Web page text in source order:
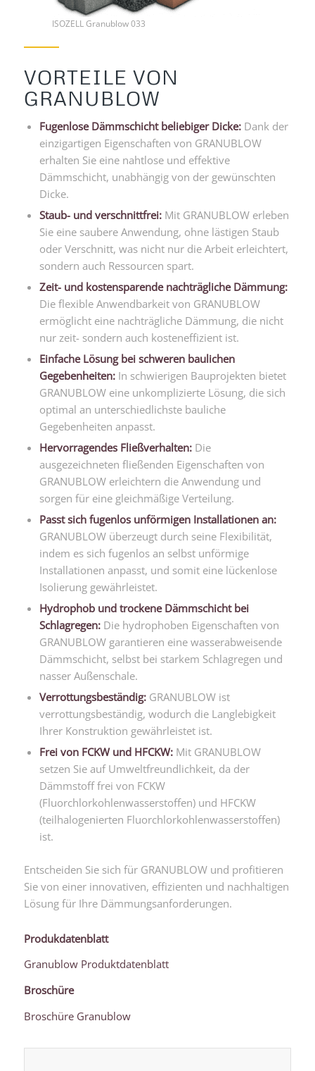
ISOZELL Granublow 033
VORTEILE VON
GRANUBLOW
Fugenlose Dämmschicht beliebiger Dicke:Dank der
einzigartigen Eigenschaften von GRANUBLOW
erhalten Sie eine nahtlose und effektive
Dämmschicht, unabhängig von der gewünschten
Dicke.
Staub- und verschnittfrei:Mit GRANUBLOW erleben
Sie eine saubere Anwendung, ohne lästigen Staub
oder Verschnitt, was nicht nur die Arbeit erleichtert,
sondern auch Ressourcen spart.
Zeit- und kostensparende nachträgliche Dämmung:
Die flexible Anwendbarkeit von GRANUBLOW
ermöglicht eine nachträgliche Dämmung, die nicht
nur zeit- sondern auch kosteneffizient ist.
Einfache Lösung bei schweren baulichen
Gegebenheiten:In schwierigen Bauprojekten bietet
GRANUBLOW eine unkomplizierte Lösung, die sich
optimal an unterschiedlichste bauliche
Gegebenheiten anpasst.
Hervorragendes Fließverhalten:Die
ausgezeichneten fließenden Eigenschaften von
GRANUBLOW erleichtern die Anwendung und
sorgen für eine gleichmäßige Verteilung.
Passt sich fugenlos unförmigen Installationen an:
GRANUBLOW überzeugt durch seine Flexibilität,
indem es sich fugenlos an selbst unförmige
Installationen anpasst, und somit eine lückenlose
Isolierung gewährleistet.
Hydrophob und trockene Dämmschicht bei
Schlagregen:Die hydrophoben Eigenschaften von
GRANUBLOW garantieren eine wasserabweisende
Dämmschicht, selbst bei starkem Schlagregen und
nasser Außenschale.
Verrottungsbeständig:GRANUBLOW ist
verrottungsbeständig, wodurch die Langlebigkeit
Ihrer Konstruktion gewährleistet ist.
Frei von FCKW und HFCKW:Mit GRANUBLOW
setzen Sie auf Umweltfreundlichkeit, da der
Dämmstoff frei von FCKW
(Fluorchlorkohlenwasserstoffen) und HFCKW
(teilhalogenierten Fluorchlorkohlenwasserstoffen)
ist.
Entscheiden Sie sich für GRANUBLOW und profitieren
Sie von einer innovativen, effizienten und nachhaltigen
Lösung für Ihre Dämmungsanforderungen.
Produkdatenblatt
Granublow Produktdatenblatt
Broschüre
Broschüre Granublow